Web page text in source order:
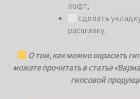
лофт;
сделать
расшивку.
О том, как можно окрасить
можете прочитать в статье
гипсовой